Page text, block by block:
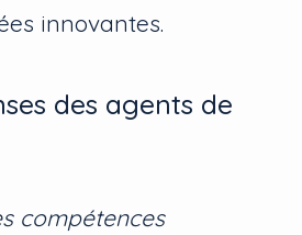
innovantes.
des agents de
compétences